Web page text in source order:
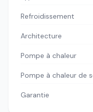
Refroidissement
Architecture
Pompe à chaleur
Pompe à chaleur de
Garantie